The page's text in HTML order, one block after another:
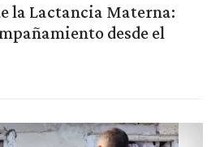
la Lactancia Materna:
desde el